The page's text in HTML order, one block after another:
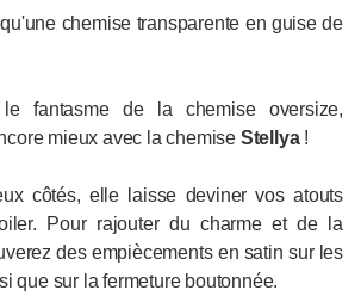
chemise transparente en guise de
fantasme de la chemise oversize,
mieux avec la chemise Stellya !
côtés, elle laisse deviner vos atouts
Pour rajouter du charme et de la
des empiècements en satin sur les
que sur la fermeture boutonnée.